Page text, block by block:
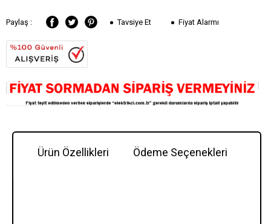
Paylaş : Tavsiye Et Fiyat Alarmı
Ürün Özellikleri Ödeme Seçenekleri